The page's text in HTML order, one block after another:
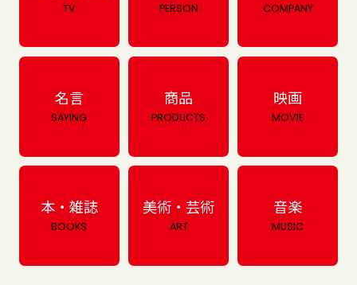
TV PERSON COMPANY
名言
SAYING
商品
PRODUCTS
映画
MOVIE
本・雑誌
BOOKS
美術・芸術
ART
音楽
MUSIC